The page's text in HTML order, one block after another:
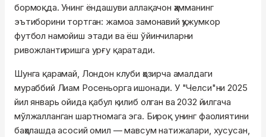
бормоқда. Унинг ёндашуви аллақачон ҳамманинг
эътиборини тортган: жамоа замонавий ҳужумкор
футбол намойиш этади ва ёш ўйинчиларни
ривожлантиришга урғу қаратади.
Шунга қарамай, Лондон клуби ҳозирча амалдаги
мураббий Лиам Росеньорга ишонади. У "Челси"ни 2025
йил январь ойида қабул қилиб олган ва 2032 йилгача
мўлжалланган шартномага эга. Бироқ унинг фаолиятини
баҳолашда асосий омил — мавсум натижалари, хусусан,